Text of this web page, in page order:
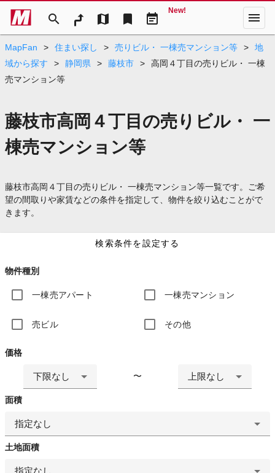
search map bookmark event_note
New! menu
MapFan > 住まい探し > 売りビル・ 一棟売マンション等 >
地
域から探す
> 静岡県 > 藤枝市 >
高岡４丁目の売りビル・ 一棟
売マンション等
藤枝市高岡４丁目の売りビル・ 一
棟売マンション等
藤枝市高岡４丁目の売りビル・ 一棟売マンション等一覧です。ご希
望の間取りや家賃などの条件を指定して、物件を絞り込むことがで
きます。
検索条件を設定する
物件種別
一棟売アパート 一棟売マンション
売ビル その他
価格
下限なし 〜 上限なし
面積
指定なし
土地面積
指定なし